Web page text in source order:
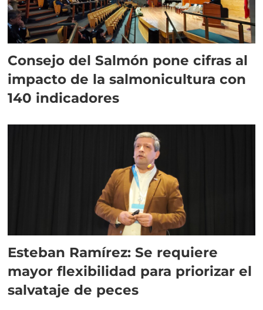
Consejo del Salmón pone cifras al
impacto de la salmonicultura con
140 indicadores
Esteban Ramírez: Se requiere
mayor flexibilidad para priorizar el
salvataje de peces